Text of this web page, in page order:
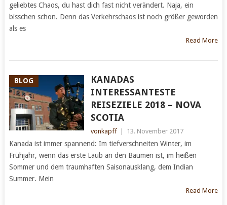
geliebtes Chaos, du hast dich fast nicht verändert. Naja, ein
bisschen schon. Denn das Verkehrschaos ist noch größer geworden
als es
Read More
BLOG
KANADAS
INTERESSANTESTE
REISEZIELE 2018 – NOVA
SCOTIA
vonkapff 13. November 2017
Kanada ist immer spannend: Im tiefverschneiten Winter, im
Frühjahr, wenn das erste Laub an den Bäumen ist, im heißen
Sommer und dem traumhaften Saisonausklang, dem Indian
Summer. Mein
Read More